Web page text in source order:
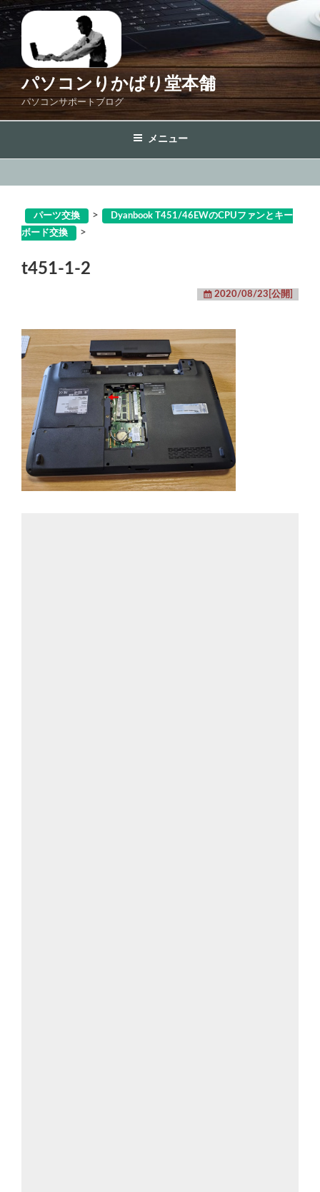
コ
ン
テ
ス
プ
パソコンりかばり堂本舗
パソコンサポートブログ
メニュー
パーツ交換 >
Dyanbook T451/46EWのCPUファンとキー
ボード交換
>
t451-1-2
2020/08/23[公開]